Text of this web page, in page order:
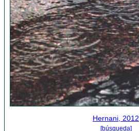
Hernani, 2012
[búsqueda]